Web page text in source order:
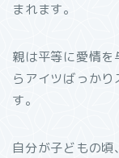
まれます。
親は平等に愛情
らアイツばっか
す。
自分が子どもの